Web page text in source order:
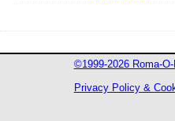
©1999-2026 Roma-
Privacy Policy &